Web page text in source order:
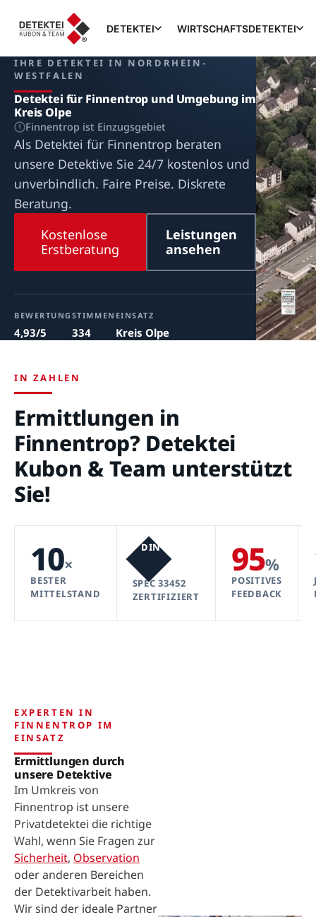
DETEKTEI WIRTSCHAFTSDETEKTEI
IHRE DETEKTEI IN NORDRHEIN-
WESTFALEN
Detektei für Finnentrop und Umgebung im
Kreis Olpe
Finnentrop ist Einzugsgebiet
Als Detektei für Finnentrop beraten
unsere Detektive Sie 24/7 kostenlos und
unverbindlich. Faire Preise. Diskrete
Beratung.
Kostenlose
Erstberatung
Leistungen
ansehen
BEWERTUNG
4,93/5
STIMMEN
334
EINSATZ
Kreis Olpe
IN ZAHLEN
Ermittlungen in
Finnentrop? Detektei
Kubon & Team unterstützt
Sie!
10×
BESTER
MITTELSTAND
DIN
SPEC 33452
ZERTIFIZIERT
95%
POSITIVES
FEEDBACK
EXPERTEN IN
FINNENTROP IM
EINSATZ
Ermittlungen durch
unsere Detektive
Im Umkreis von
Finnentrop ist unsere
Privatdetektei die richtige
Wahl, wenn Sie Fragen zur
Sicherheit, Observation
oder anderen Bereichen
der Detektivarbeit haben.
Wir sind der ideale Partner